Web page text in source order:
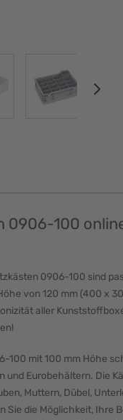
0906-100
0906-100 sind
von 120 mm (400 x
aller
100 mit 100 mm Höhe
Eurobehältern. Die
Muttern, Dübel,
Sie die Möglichkeit, Ihre